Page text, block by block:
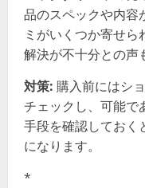
品のスペックや内容
ミがいくつか寄せ
解決が不十分との声
対策: 購入前にはシ
チェックし、可能で
手段を確認しておく
になります。
*